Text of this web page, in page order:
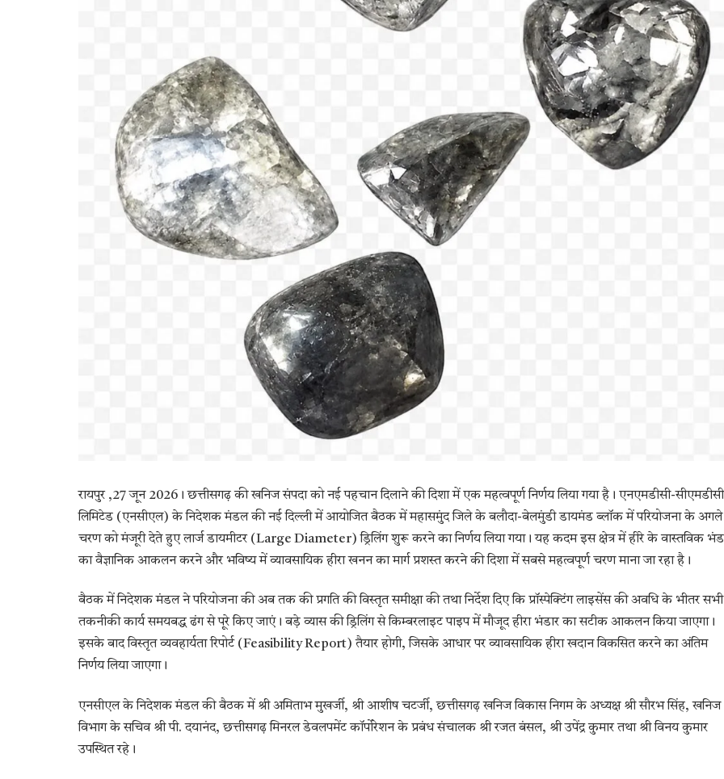
रायपुर ,27 जून 2026। छत्तीसगढ़ की खनिज संपदा को नई पहचान दिलाने की दिशा में एक महत्वपूर्ण निर्णय लिया गया है। एनएमडीसी-सीएमडीसी
लिमिटेड (एनसीएल) के निदेशक मंडल की नई दिल्ली में आयोजित बैठक में महासमुंद जिले के बलौदा-बेलमुंडी डायमंड ब्लॉक में परियोजना के अगले
चरण को मंजूरी देते हुए लार्ज डायमीटर (Large Diameter) ड्रिलिंग शुरू करने का निर्णय लिया गया। यह कदम इस क्षेत्र में हीरे के वास्तविक
का वैज्ञानिक आकलन करने और भविष्य में व्यावसायिक हीरा खनन का मार्ग प्रशस्त करने की दिशा में सबसे महत्वपूर्ण चरण माना जा रहा है।
बैठक में निदेशक मंडल ने परियोजना की अब तक की प्रगति की विस्तृत समीक्षा की तथा निर्देश दिए कि प्रॉस्पेक्टिंग लाइसेंस की अवधि के भीतर सभी
तकनीकी कार्य समयबद्ध ढंग से पूरे किए जाएं। बड़े व्यास की ड्रिलिंग से किम्बरलाइट पाइप में मौजूद हीरा भंडार का सटीक आकलन किया जाएगा।
इसके बाद विस्तृत व्यवहार्यता रिपोर्ट (Feasibility Report) तैयार होगी, जिसके आधार पर व्यावसायिक हीरा खदान विकसित करने का अंतिम
निर्णय लिया जाएगा।
एनसीएल के निदेशक मंडल की बैठक में श्री अमिताभ मुखर्जी, श्री आशीष चटर्जी, छत्तीसगढ़ खनिज विकास निगम के अध्यक्ष श्री सौरभ सिंह, खनिज
विभाग के सचिव श्री पी. दयानंद, छत्तीसगढ़ मिनरल डेवलपमेंट कॉर्पोरेशन के प्रबंध संचालक श्री रजत बंसल, श्री उपेंद्र कुमार तथा श्री विनय कुमार
उपस्थित रहे।